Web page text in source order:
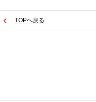
TOPへ戻る